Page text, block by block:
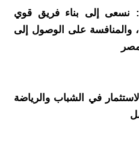
نسعى إلى بناء فريق قوي
والمنافسة على الوصول إلى
في الشباب والرياضة